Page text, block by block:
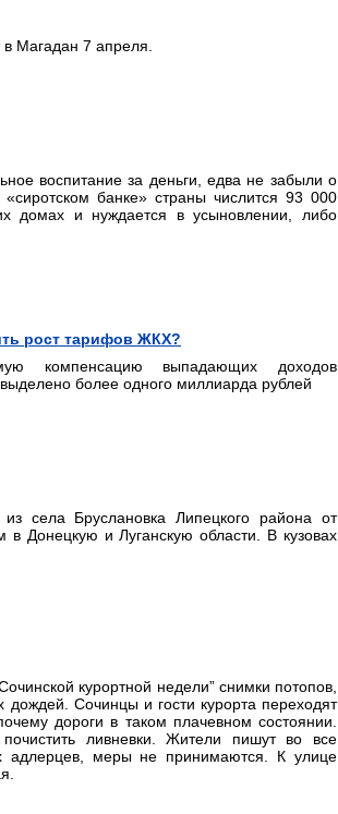
Магадан 7 апреля.
воспитание за деньги, едва не забыли о
банке» страны числится 93 000
домах и нуждается в усыновлении, либо
рост тарифов ЖКХ?
компенсацию выпадающих доходов
более одного миллиарда рублей
села Бруслановка Липецкого района от
Донецкую и Луганскую области. В кузовах
курортной недели” снимки потопов,
Сочинцы и гости курорта переходят
дороги в таком плачевном состоянии.
ливневки. Жители пишут во все
адлерцев, меры не принимаются. К улице